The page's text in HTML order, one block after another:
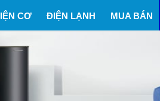
CƠ ĐIỆN LẠNH MUA BÁN